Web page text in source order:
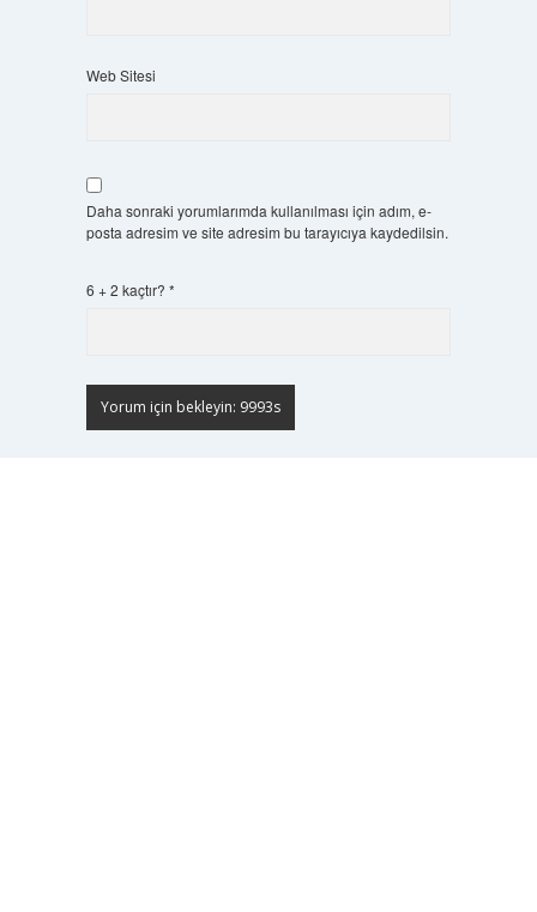
Web Sitesi
Daha sonraki yorumlarımda kullanılması için adım, e-
posta adresim ve site adresim bu tarayıcıya kaydedilsin.
6 + 2 kaçtır? *